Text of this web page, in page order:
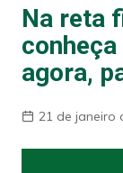
Na reta
agora,
21 de janeiro